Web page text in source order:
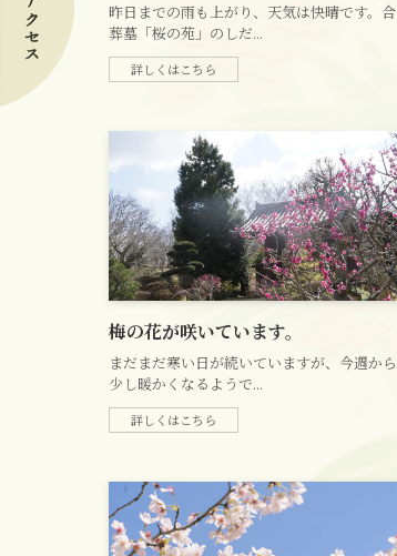
昨日までの雨も上がり、天気は快晴です。合
葬墓「桜の苑」のしだ...
詳しくはこちら
梅の花が咲いています。
まだまだ寒い日が続いていますが、今週から
少し暖かくなるようで...
詳しくはこちら